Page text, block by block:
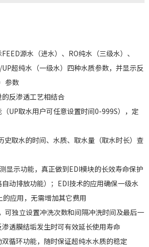
源水（进水）、RO纯水（三级水）、
超纯水（一级水）四种水质参数，并显示反
参数
反渗透工艺相结合
UP取水用户可任意设置时间0-999S），定
史取水的时间、水质、取水量（取水时长）查
显示功能，真正做到EDI模块的长效寿命保护
自动排放功能）；EDI技术的应用确保一级水
应用，无需增加其它费用
可独立设置冲洗次数和间隔冲洗时间及最后一
透膜结垢发生时可有效延长使用寿命
循环功能，随时保证超纯水水质的稳定